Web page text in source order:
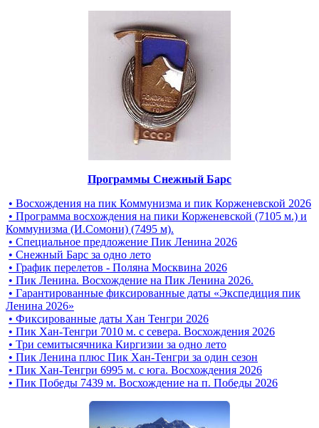
Программы Снежный Барс
• Восхождения на пик Коммунизма и пик Корженевской 2026
• Программа восхождения на пики Корженевской (7105 м.) и
Коммунизма (И.Сомони) (7495 м).
• Специальное предложение Пик Ленина 2026
• Снежный Барс за одно лето
• График перелетов - Поляна Москвина 2026
• Пик Ленина. Восхождение на Пик Ленина 2026.
• Гарантированные фиксированные даты «Экспедиция пик
Ленина 2026»
• Фиксированные даты Хан Тенгри 2026
• Пик Хан-Тенгри 7010 м. с севера. Восхождения 2026
• Три семитысячника Киргизии за одно лето
• Пик Ленина плюс Пик Хан-Тенгри за один сезон
• Пик Хан-Тенгри 6995 м. c юга. Восхождения 2026
• Пик Победы 7439 м. Восхождение на п. Победы 2026